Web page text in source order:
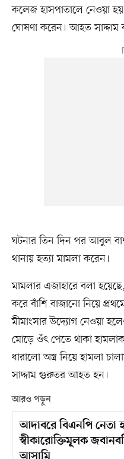
কলেজ হাসপাতালে নেওয়া
ঘোষণা করেন। আহত সাদ্দাম
ঘটনার তিন দিন পর আবুল
থানায় হত্যা মামলা করেন।
মামলার এজাহারে বলা
করে বাঁশি বাজানো নিয়ে
মীমাংসার উদ্যোগ নেওয়া
মোড়ে ওঁৎ পেতে থাকা
ধারালো অস্ত্র নিয়ে হামলা
সাদ্দাম গুরুতর আহত হন।
আরও পড়ুন
আদাবরে বিএনপি নেতা
স্বীকারোক্তিমূলক